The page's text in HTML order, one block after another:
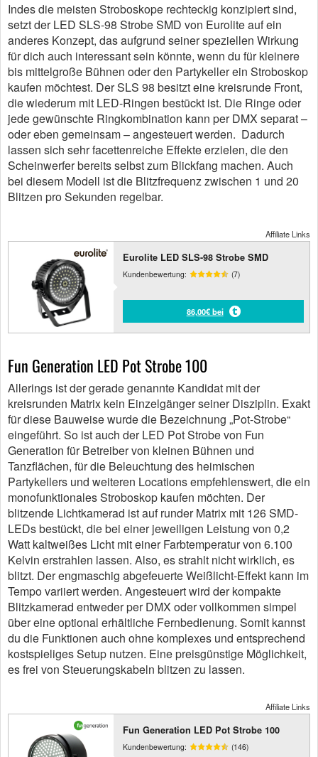
Indes die meisten Stroboskope rechteckig konzipiert sind,
setzt der LED SLS-98 Strobe SMD von Eurolite auf ein
anderes Konzept, das aufgrund seiner speziellen Wirkung
für dich auch interessant sein könnte, wenn du für kleinere
bis mittelgroße Bühnen oder den Partykeller ein Stroboskop
kaufen möchtest. Der SLS 98 besitzt eine kreisrunde Front,
die wiederum mit LED-Ringen bestückt ist. Die Ringe oder
jede gewünschte Ringkombination kann per DMX separat –
oder eben gemeinsam – angesteuert werden. Dadurch
lassen sich sehr facettenreiche Effekte erzielen, die den
Scheinwerfer bereits selbst zum Blickfang machen. Auch
bei diesem Modell ist die Blitzfrequenz zwischen 1 und 20
Blitzen pro Sekunden regelbar.
Affiliate Links
Eurolite LED SLS-98 Strobe SMD
Kundenbewertung: (7)
86,00€ bei
Fun Generation LED Pot Strobe 100
Allerings ist der gerade genannte Kandidat mit der
kreisrunden Matrix kein Einzelgänger seiner Disziplin. Exakt
für diese Bauweise wurde die Bezeichnung „Pot-Strobe“
eingeführt. So ist auch der LED Pot Strobe von Fun
Generation für Betreiber von kleinen Bühnen und
Tanzflächen, für die Beleuchtung des heimischen
Partykellers und weiteren Locations empfehlenswert, die ein
monofunktionales Stroboskop kaufen möchten. Der
blitzende Lichtkamerad ist auf runder Matrix mit 126 SMD-
LEDs bestückt, die bei einer jeweiligen Leistung von 0,2
Watt kaltweißes Licht mit einer Farbtemperatur von 6.100
Kelvin erstrahlen lassen. Also, es strahlt nicht wirklich, es
blitzt. Der engmaschig abgefeuerte Weißlicht-Effekt kann im
Tempo variiert werden. Angesteuert wird der kompakte
Blitzkamerad entweder per DMX oder vollkommen simpel
über eine optional erhältliche Fernbedienung. Somit kannst
du die Funktionen auch ohne komplexes und entsprechend
kostspieliges Setup nutzen. Eine preisgünstige Möglichkeit,
es frei von Steuerungskabeln blitzen zu lassen.
Affiliate Links
Fun Generation LED Pot Strobe 100
Kundenbewertung: (146)